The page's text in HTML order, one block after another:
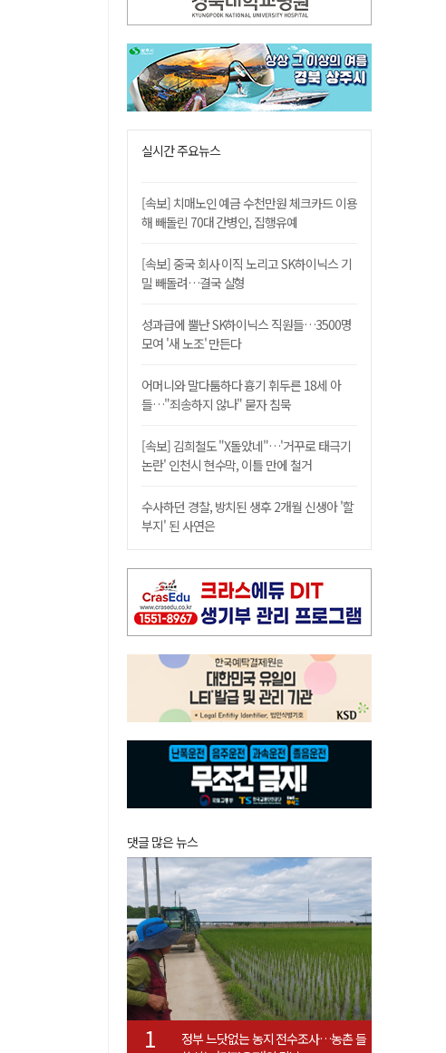
실시간 주요뉴스
[속보] 치매노인 예금 수천만원 체크카드 이용
해 빼돌린 70대 간병인, 집행유예
[속보] 중국 회사 이직 노리고 SK하이닉스 기
밀 빼돌려…결국 실형
성과급에 뿔난 SK하이닉스 직원들…3500명
모여 '새 노조' 만든다
어머니와 말다툼하다 흉기 휘두른 18세 아
들…"죄송하지 않나" 묻자 침묵
[속보] 김희철도 "X돌았네"…'거꾸로 태극기
논란' 인천시 현수막, 이틀 만에 철거
수사하던 경찰, 방치된 생후 2개월 신생아 '할
부지' 된 사연은
댓글 많은 뉴스
정부 느닷없는 농지 전수조사…농촌 들